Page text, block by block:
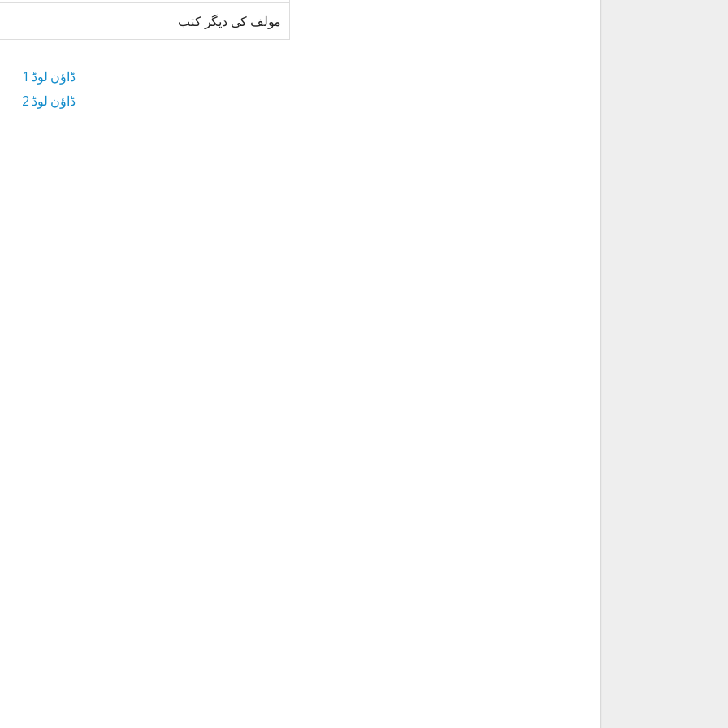
مولف کی دیگر کتب
ڈاؤن لوڈ 1
ڈاؤن لوڈ 2